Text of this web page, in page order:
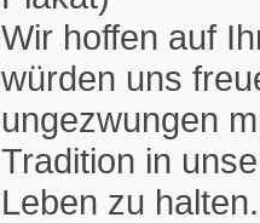
Wir hoffen auf
würden uns
ungezwungen
Tradition in
Leben zu halten.